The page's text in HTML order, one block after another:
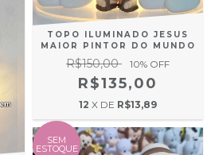
TOPO ILUMINADO JESUS
MAIOR PINTOR DO MUNDO
R$150,00 10% OFF
R$135,00
12 X DE R$13,89
SEM
ESTOQUE